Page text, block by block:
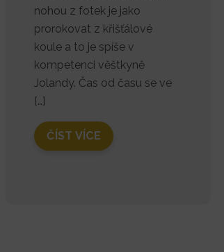
nohou z fotek je jako
prorokovat z křišťálové
koule a to je spíše v
kompetenci věštkyně
Jolandy. Čas od času se ve
[…]
ČÍST VÍCE